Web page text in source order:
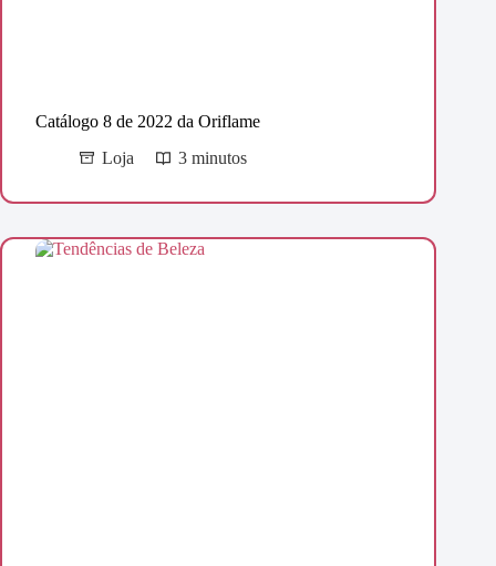
Catálogo 8 de 2022 da Oriflame
Loja
3 minutos